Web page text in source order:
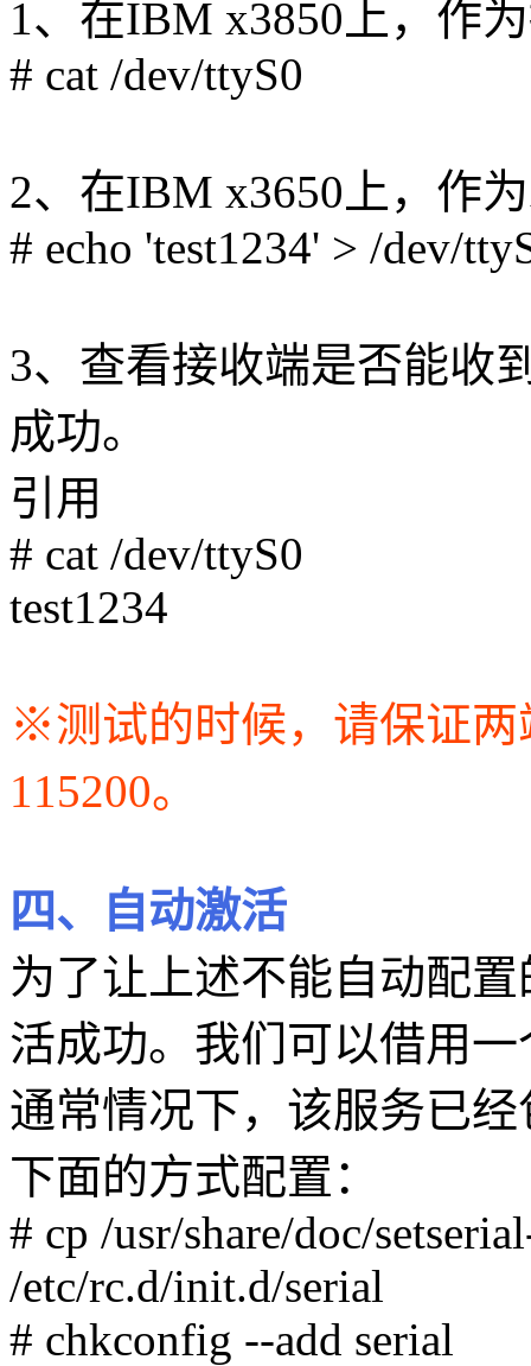
1、在IBM x3850上，作
# cat /dev/ttyS0
2、在IBM x3650上，作
# echo 'test1234' > /dev/
3、查看接收端是否能收
成功。
引用
# cat /dev/ttyS0
test1234
※测试的时候，请保证
115200。
四、自动激活
为了让上述不能自动配
活成功。我们可以借用一
通常情况下，该服务已经
下面的方式配置：
# cp /usr/share/doc/
/etc/rc.d/init.d/serial
# chkconfig --add serial